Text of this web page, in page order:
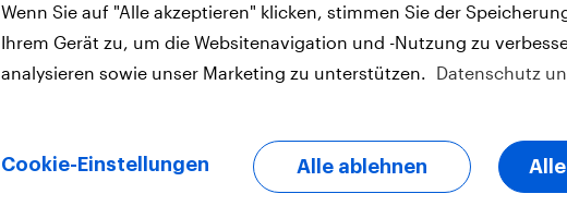
Artikel
Wenn Sie auf "Alle akzeptieren" klicken, stimmen Sie der
Ihrem Gerät zu, um die Websitenavigation und -Nutzung zu
analysieren sowie unser Marketing zu unterstützen. Datenschutz
Cookie-Einstellungen Alle ablehnen